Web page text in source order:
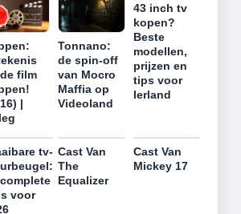
film
|
Tonnano:
de spin-off
van Mocro
Maffia op
Videoland
43 inch tv
kopen?
Beste
modellen,
prijzen en
tips voor
Ierland
tv-
voor
Cast Van
The
Equalizer
Cast Van
Mickey 17